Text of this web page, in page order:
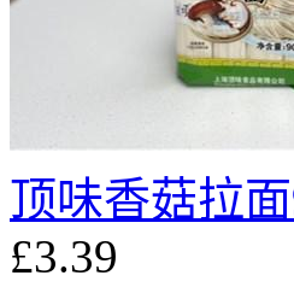
顶味香菇拉
£3.39